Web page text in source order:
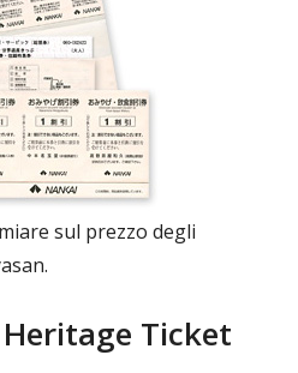
sul prezzo degli
Ticket